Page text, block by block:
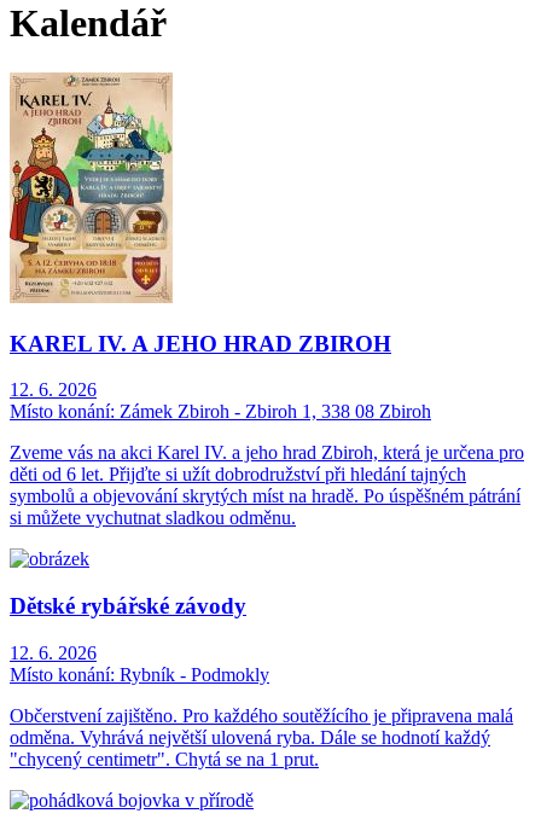
Kalendář
KAREL IV. A JEHO HRAD ZBIROH
12. 6. 2026
Místo konání: Zámek Zbiroh - Zbiroh 1, 338 08 Zbiroh
Zveme vás na akci Karel IV. a jeho hrad Zbiroh, která je určena pro
děti od 6 let. Přijďte si užít dobrodružství při hledání tajných
symbolů a objevování skrytých míst na hradě. Po úspěšném pátrání
si můžete vychutnat sladkou odměnu.
Dětské rybářské závody
12. 6. 2026
Místo konání: Rybník - Podmokly
Občerstvení zajištěno. Pro každého soutěžícího je připravena malá
odměna. Vyhrává největší ulovená ryba. Dále se hodnotí každý
"chycený centimetr". Chytá se na 1 prut.